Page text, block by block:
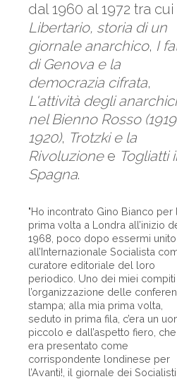
dal 1960 al 1972 tra cui
Libertario, storia di un
giornale anarchico, I
di Genova e la
democrazia cifrata,
L'attività degli anarchici
nel Bienno Rosso
1920), Trotzki e la
Rivoluzionee Togliatti
Spagna.
"Ho incontrato Gino Bianco per
prima volta a Londra all’inizio
1968, poco dopo essermi unito
all’Internazionale Socialista
curatore editoriale del loro
periodico. Uno dei miei compiti
l’organizzazione delle
stampa; alla mia prima volta,
seduto in prima fila, c’era un
piccolo e dall’aspetto fiero,
era presentato come
corrispondente londinese per
l’Avanti!, il giornale dei Socialisti